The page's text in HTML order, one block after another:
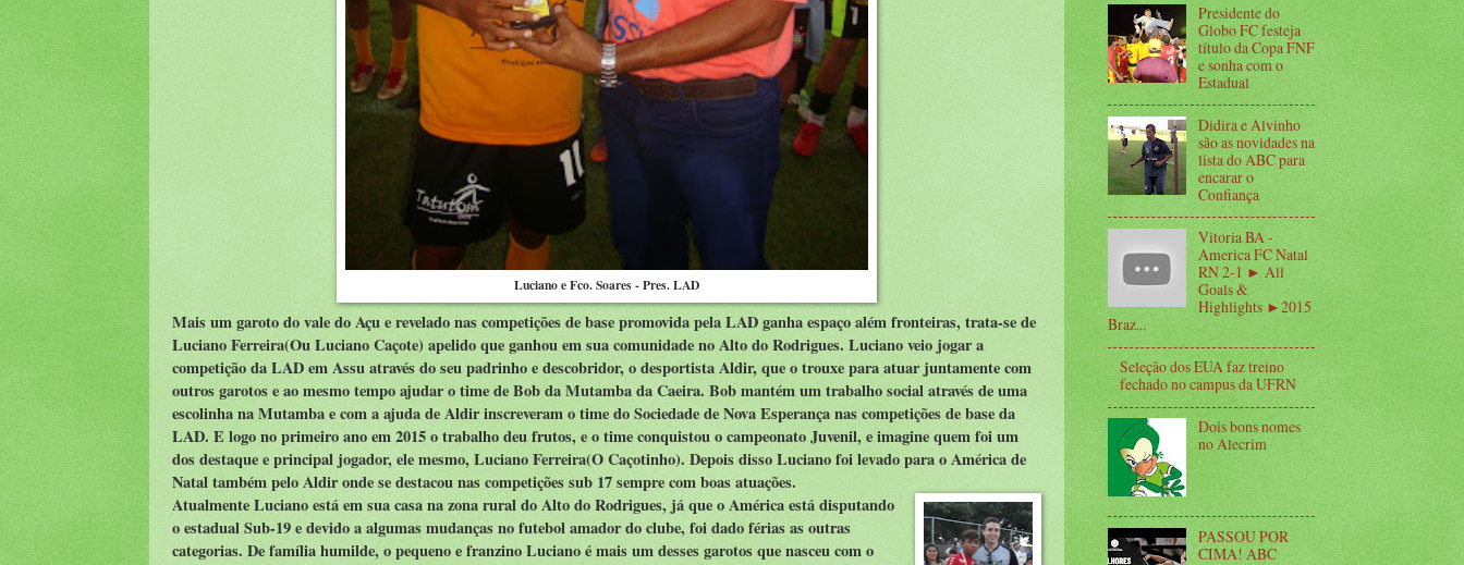
Luciano e Fco. Soares - Pres. LAD
Mais um garoto do vale do Açu e revelado nas competições de base promovida pela LAD ganha espaço além fronteiras, trata-se de
Luciano Ferreira(Ou Luciano Caçote) apelido que ganhou em sua comunidade no Alto do Rodrigues. Luciano veio jogar a
competição da LAD em Assu através do seu padrinho e descobridor, o desportista Aldir, que o trouxe para atuar juntamente com
outros garotos e ao mesmo tempo ajudar o time de Bob da Mutamba da Caeira. Bob mantém um trabalho social através de uma
escolinha na Mutamba e com a ajuda de Aldir inscreveram o time do Sociedade de Nova Esperança nas competições de base da
LAD. E logo no primeiro ano em 2015 o trabalho deu frutos, e o time conquistou o campeonato Juvenil, e imagine quem foi um
dos destaque e principal jogador, ele mesmo, Luciano Ferreira(O Caçotinho). Depois disso Luciano foi levado para o América de
Natal também pelo Aldir onde se destacou nas competições sub 17 sempre com boas atuações.
Atualmente Luciano está em sua casa na zona rural do Alto do Rodrigues, já que o América está disputando
o estadual Sub-19 e devido a algumas mudanças no futebol amador do clube, foi dado férias as outras
categorias. De família humilde, o pequeno e franzino Luciano é mais um desses garotos que nasceu com o
Presidente do
Globo FC festeja
título da Copa FNF
e sonha com o
Estadual
Didira e Alvinho
são as novidades na
lista do ABC para
encarar o
Confiança
Vitoria BA -
America FC Natal
RN 2-1 ► All
Goals &
Highlights ►2015
Braz...
Seleção dos EUA faz treino
fechado no campus da UFRN
Dois bons nomes
no Alecrim
PASSOU POR
CIMA! ABC